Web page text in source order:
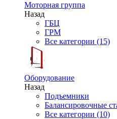
Моторная группа
Назад
ГБЦ
ГРМ
Все категории (15)
Оборудование
Назад
Подъемники
Балансировочные
Все категории (10)